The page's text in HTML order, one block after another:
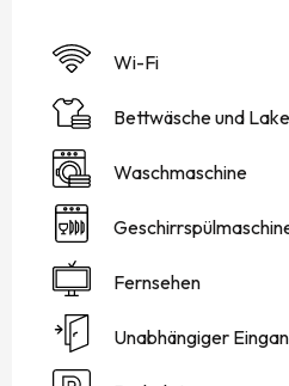
Wi-Fi
Bettwäsche und
Waschmaschine
Fernsehen
Unabhängiger